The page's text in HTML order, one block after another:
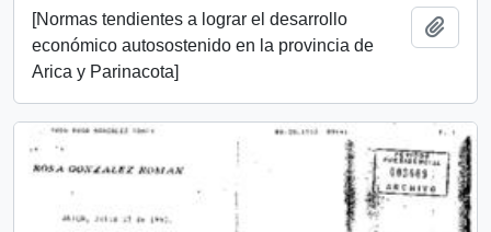
[Normas tendientes a lograr el desarrollo
económico autosostenido en la provincia de
Arica y Parinacota]